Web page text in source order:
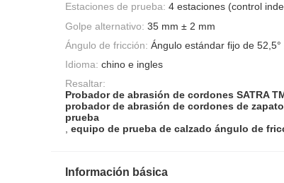
Estaciones de prueba: 4 estaciones (control
Golpe alternativo: 35 mm ± 2 mm
Ángulo de fricción: Ángulo estándar fijo de 52,5°
Idioma: chino e ingles
Resaltar:
Probador de abrasión de cordones SATRA
probador de abrasión de cordones de
prueba
, equipo de prueba de calzado ángulo de
Información básica